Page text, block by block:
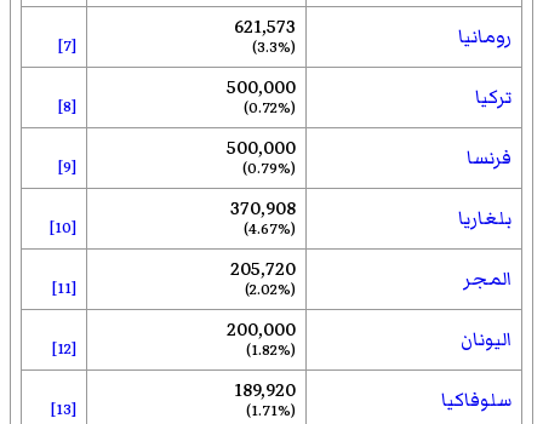
رومانيا 621,573
(3.3%)
[7]
تركيا 500,000
(0.72%)
[8]
فرنسا 500,000
(0.79%)
[9]
بلغاريا 370,908
(4.67%)
[10]
المجر 205,720
(2.02%)
[11]
اليونان 200,000
(1.82%)
[12]
سلوفاكيا 189,920
(1.71%)
[13]